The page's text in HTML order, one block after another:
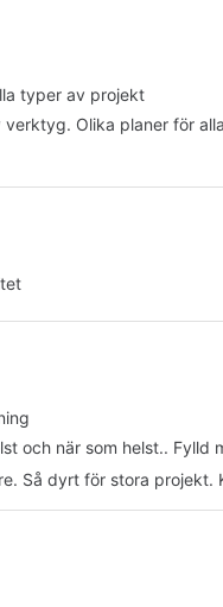
typer av projekt
Olika planer för
och när som helst.. Fylld
Så dyrt för stora